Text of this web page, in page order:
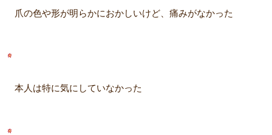
爪の色や形が明らかにおかしいけど、痛みがなかった
本人は特に気にしていなかった